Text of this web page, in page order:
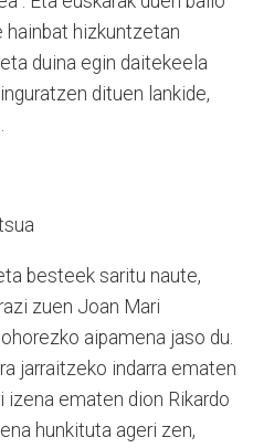
hainbat hizkuntzetan
duina egin daitekeela
dituen lankide,
besteek saritu naute,
zuen Joan Mari
aipamena jaso du.
jarraitzeko indarra ematen
izena ematen dion Rikardo
hunkituta ageri zen,